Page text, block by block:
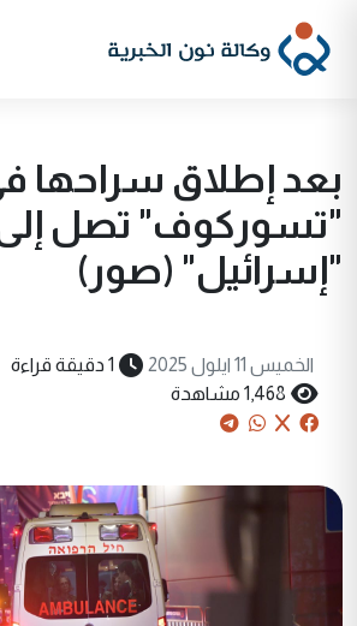
بعد إطلاق سراحها
"تسوركوف" تصل
"إسرائيل" (صور)
الخميس 11 ايلول 2025 1 دقيقة قراءة
1,468 مشاهدة